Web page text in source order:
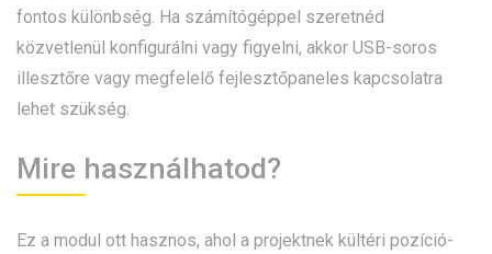
fontos különbség. Ha számítógéppel szeretnéd
közvetlenül konfigurálni vagy figyelni, akkor USB-soros
illesztőre vagy megfelelő fejlesztőpaneles kapcsolatra
lehet szükség.
Mire használhatod?
Ez a modul ott hasznos, ahol a projektnek kültéri pozíció-